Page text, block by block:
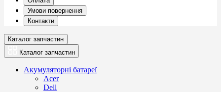
Умови повернення
Контакти
Каталог запчастин
Каталог запчастин
Акумуляторні батареї
Acer
Dell